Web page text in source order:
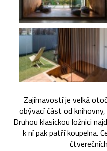
Zajímavostí je velká
obývací část od
Druhou klasickou ložnici
k ní pak patří koupelna.